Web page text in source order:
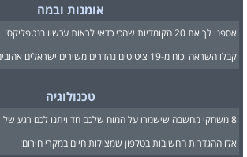
אומנות ובמה
אספנו לך את 20 הקומדיות שהכי כדאי לראות עכשיו בנטפליקס!
קבלו השראה וכוח מ-19 ציטוטים נהדרים משירים ישראלים אהובים
טכנולוגיה
8 משחקי מחשבה שישמרו על המוח שלכם חד ויתנו לכם רגע של שקט
אלו ההגדרות החשובות בטלפון שמצילות חיים במקרי חירום!